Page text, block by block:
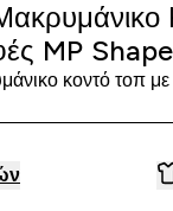
MP Shape
κοντό τοπ